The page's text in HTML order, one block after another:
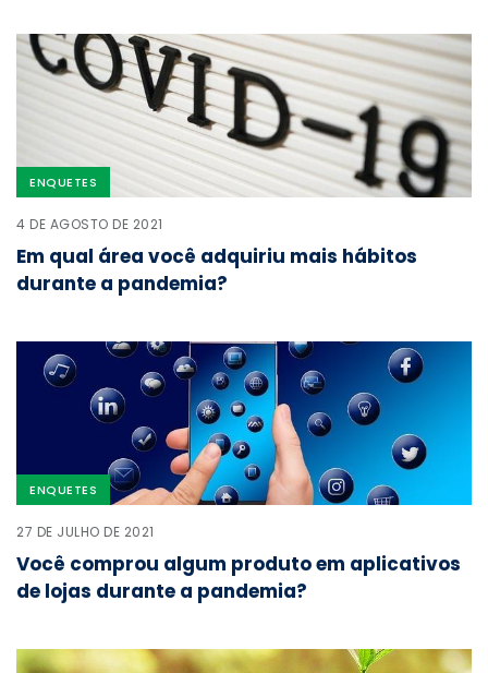
ENQUETES
4 DE AGOSTO DE 2021
Em qual área você adquiriu mais hábitos
durante a pandemia?
ENQUETES
27 DE JULHO DE 2021
Você comprou algum produto em aplicativos
de lojas durante a pandemia?